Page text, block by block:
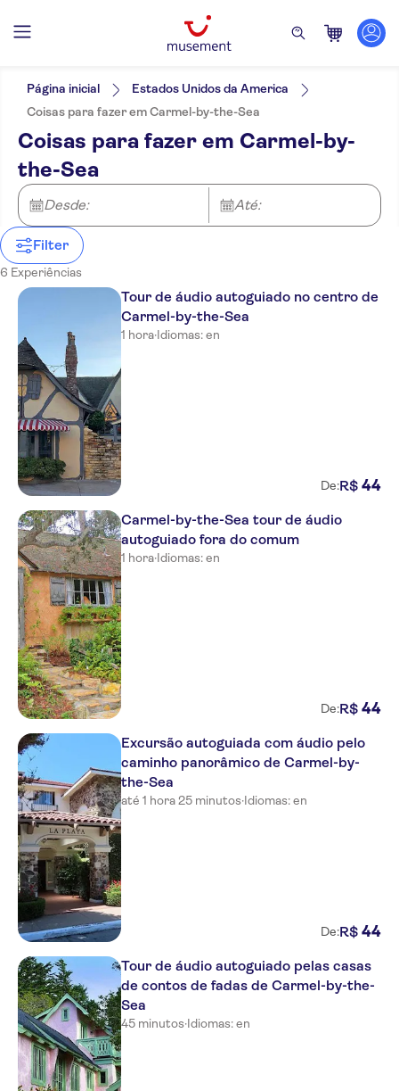
Filtros
R$ R$
Opções de ingressos
Confirmação instantânea
Tour com audio guia
Cancelamento gratuito
Tour guiado
Local touch
Voucher eletrônico
Categorias
Atividades urbanas
Excursões e passeios de um dia
Atrações e visitas guiadas
Inglês
Página inicial
Estados Unidos da America
Coisas para fazer em Carmel-by-the-Sea
Coisas para fazer em Carmel-by-
the-Sea
Desde: Até:
Filter
6 Experiências
Tour de áudio autoguiado no centro de
Carmel-by-the-Sea
1 hora·Idiomas: en
De:R$ 44
Carmel-by-the-Sea tour de áudio
autoguiado fora do comum
1 hora·Idiomas: en
De:R$ 44
Excursão autoguiada com áudio pelo
caminho panorâmico de Carmel-by-
the-Sea
até 1 hora 25 minutos·Idiomas: en
De:R$ 44
Tour de áudio autoguiado pelas casas
de contos de fadas de Carmel-by-the-
Sea
45 minutos·Idiomas: en